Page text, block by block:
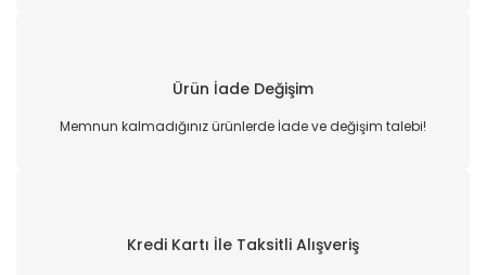
Ürün İade Değişim
Memnun kalmadığınız ürünlerde İade ve değişim talebi!
Kredi Kartı İle Taksitli Alışveriş